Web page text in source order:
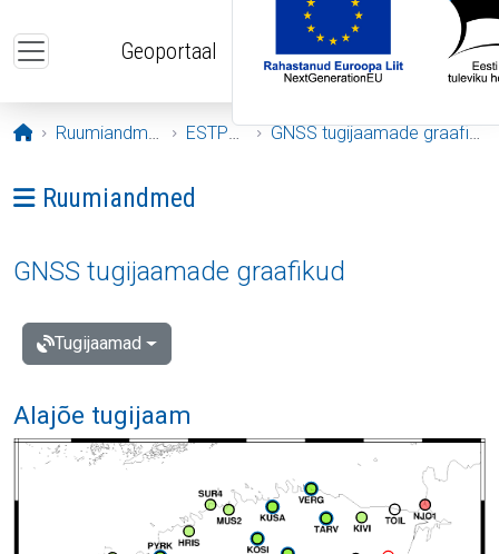
Geoportaal
Avaleht
Ruumiandmed ESTPOS GNSS tugijaamade graafikud
Ava menüü: Ruumiandmed
Ruumiandmed
GNSS tugijaamade graafikud
Tugijaamad
Alajõe tugijaam